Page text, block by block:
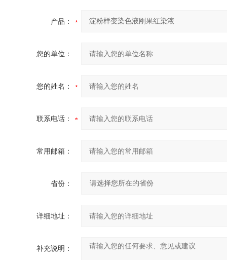
产品：
您的单位：
您的姓名：
联系电话：
常用邮箱：
省份：
详细地址：
补充说明：